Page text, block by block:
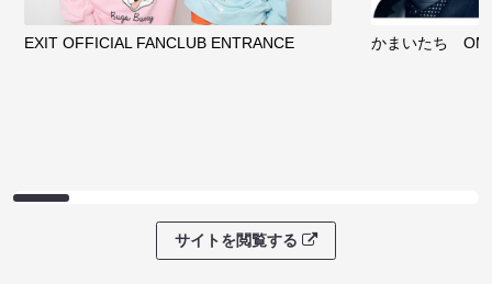
EXIT OFFICIAL FANCLUB ENTRANCE かまいたち
サイトを閲覧する